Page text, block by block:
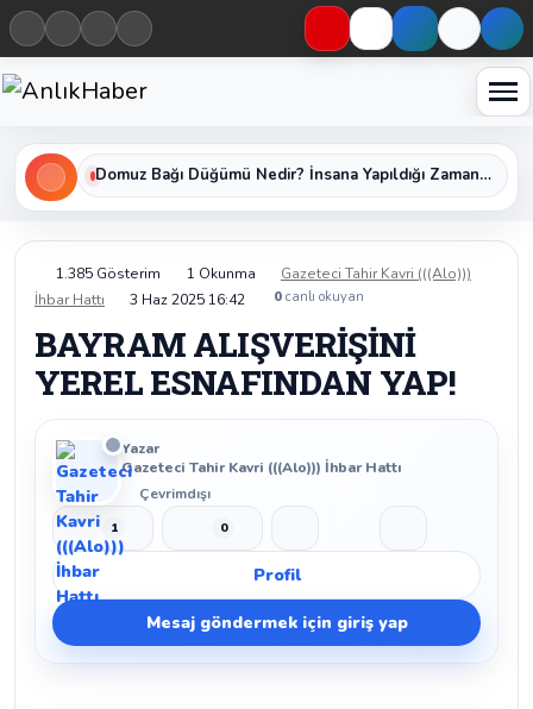
Haberleri keşfet
Domuz Bağı Düğümü Nedir? İnsana Yapıldığı Zaman Yavaş Yavaş Öldüren Ölümcül Düğümün Kan Donduran Gerçekleri
1.385 Gösterim 1 Okunma
Gazeteci Tahir Kavri (((Alo)))
İhbar Hattı
3 Haz 2025 16:42 0 canlı okuyan
BAYRAM ALIŞVERİŞİNİ
YEREL ESNAFINDAN YAP!
Yazar
Gazeteci Tahir Kavri (((Alo))) İhbar Hattı
Çevrimdışı
Beğen
1 Beğenmeme
0
Profil
Mesaj göndermek için giriş yap